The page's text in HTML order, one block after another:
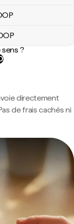
?
directement
de frais cachés ni